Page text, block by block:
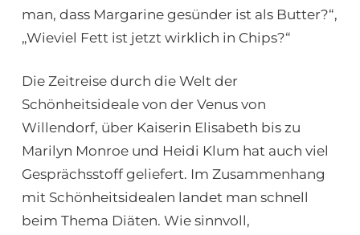
man, dass Margarine gesünder ist als Butter?“,
„Wieviel Fett ist jetzt wirklich in Chips?“
Die Zeitreise durch die Welt der
Schönheitsideale von der Venus von
Willendorf, über Kaiserin Elisabeth bis zu
Marilyn Monroe und Heidi Klum hat auch viel
Gesprächsstoff geliefert. Im Zusammenhang
mit Schönheitsidealen landet man schnell
beim Thema Diäten. Wie sinnvoll,